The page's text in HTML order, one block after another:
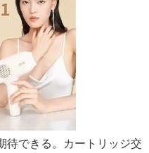
待できる。カートリッジ交